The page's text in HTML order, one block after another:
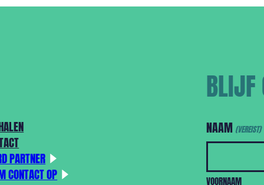
PARTNER
CONTACT OP
BLIJF
NAAM (VEREIST)
VOORNAAM